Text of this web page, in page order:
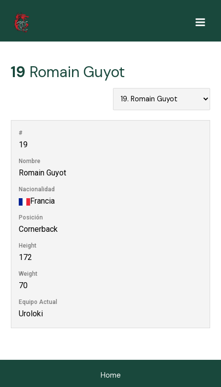
contenido
Main
19 Romain Guyot
#
19
Nombre
Romain Guyot
Nacionalidad
Francia
Posición
Cornerback
Height
172
Weight
70
Equipo Actual
Uroloki
Home